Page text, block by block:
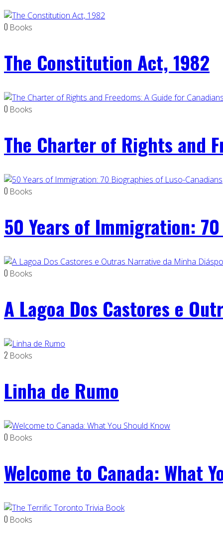
0 Books
The Constitution Act, 1982
0 Books
The Charter of Rights and
0 Books
50 Years of Immigration:
0 Books
A Lagoa Dos Castores e
2 Books
Linha de Rumo
0 Books
Welcome to Canada: What
0 Books